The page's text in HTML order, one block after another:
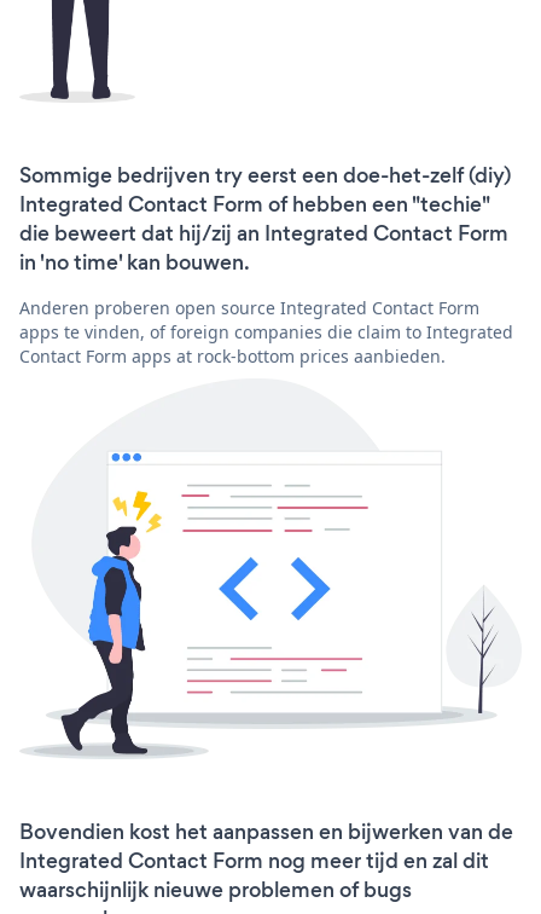
Sommige bedrijven try eerst een doe-het-zelf (diy)
Integrated Contact Form of hebben een "techie"
die beweert dat hij/zij an Integrated Contact Form
in 'no time' kan bouwen.
Anderen proberen open source Integrated Contact Form
apps te vinden, of foreign companies die claim to Integrated
Contact Form apps at rock-bottom prices aanbieden.
Bovendien kost het aanpassen en bijwerken van de
Integrated Contact Form nog meer tijd en zal dit
waarschijnlijk nieuwe problemen of bugs